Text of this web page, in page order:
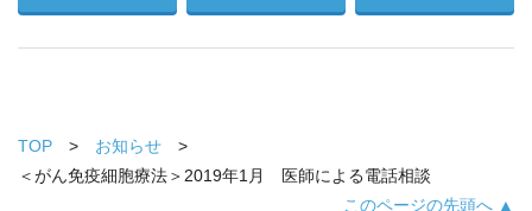
TOP
お知らせ
＜がん免疫細胞療法＞2019年1月 医師による電話相談
このページの先頭へ ▲